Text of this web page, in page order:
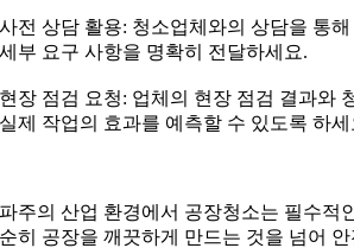
사전 상담 활용: 청소업체와의 상담을 통
세부 요구 사항을 명확히 전달하세요.
현장 점검 요청: 업체의 현장 점검 결과와
실제 작업의 효과를 예측할 수 있도록 하세
파주의 산업 환경에서 공장청소는 필수적
순히 공장을 깨끗하게 만드는 것을 넘어